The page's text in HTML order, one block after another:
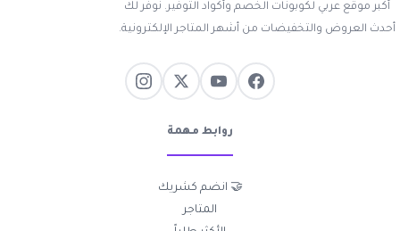
أكبر موقع عربي لكوبونات الخصم وأكواد التوفير. نوفر لك
أحدث العروض والتخفيضات من أشهر المتاجر الإلكترونية.
روابط مهمة
🤝 انضم كشريك
المتاجر